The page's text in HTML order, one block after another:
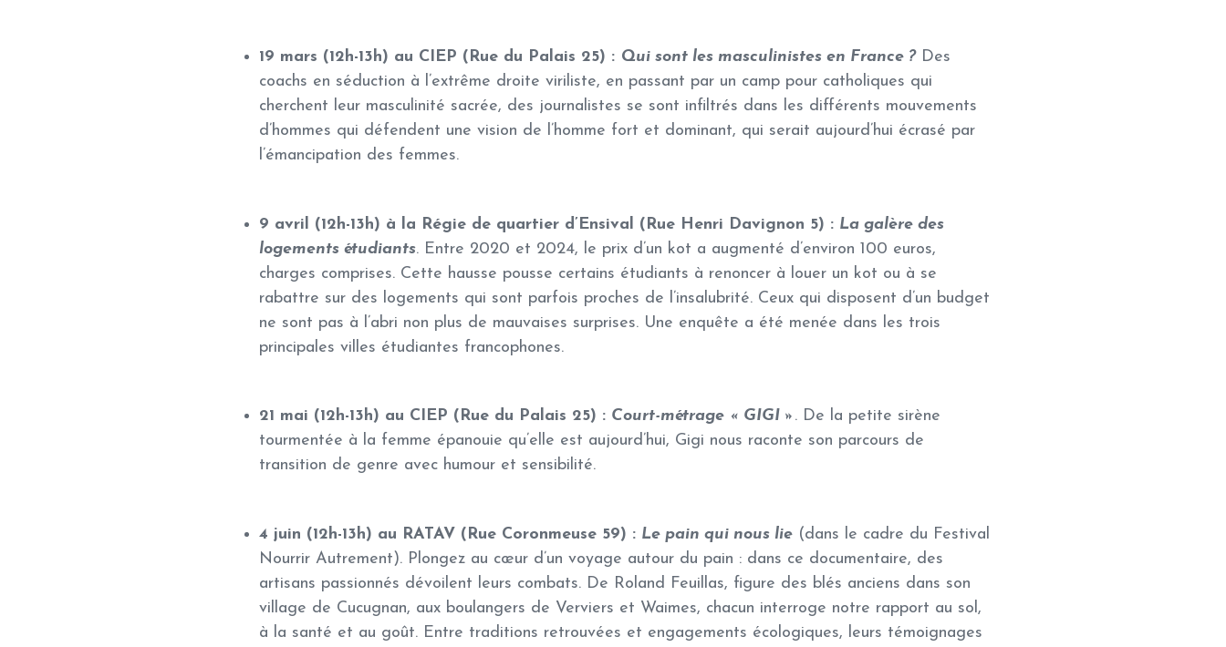
19 mars (12h-13h) au CIEP (Rue du Palais 25) : Qui sont les masculinistes en France ?Des
coachs en séduction à l’extrême droite viriliste, en passant par un camp pour catholiques qui
cherchent leur masculinité sacrée, des journalistes se sont infiltrés dans les différents mouvements
d’hommes qui défendent une vision de l’homme fort et dominant, qui serait aujourd’hui écrasé par
l’émancipation des femmes.
9 avril (12h-13h) à la Régie de quartier d’Ensival (Rue Henri Davignon 5) : La galère des
logements étudiants. Entre 2020 et 2024, le prix d’un kot a augmenté d’environ 100 euros,
charges comprises. Cette hausse pousse certains étudiants à renoncer à louer un kot ou à se
rabattre sur des logements qui sont parfois proches de l’insalubrité. Ceux qui disposent d’un budget
ne sont pas à l’abri non plus de mauvaises surprises. Une enquête a été menée dans les trois
principales villes étudiantes francophones.
21 mai (12h-13h) au CIEP (Rue du Palais 25) : Court-métrage « GIGI » . De la petite sirène
tourmentée à la femme épanouie qu’elle est aujourd’hui, Gigi nous raconte son parcours de
transition de genre avec humour et sensibilité.
4 juin (12h-13h) au RATAV (Rue Coronmeuse 59) : Le pain qui nous lie (dans le cadre du Festival
Nourrir Autrement). Plongez au cœur d’un voyage autour du pain : dans ce documentaire, des
artisans passionnés dévoilent leurs combats. De Roland Feuillas, figure des blés anciens dans son
village de Cucugnan, aux boulangers de Verviers et Waimes, chacun interroge notre rapport au sol,
à la santé et au goût. Entre traditions retrouvées et engagements écologiques, leurs témoignages